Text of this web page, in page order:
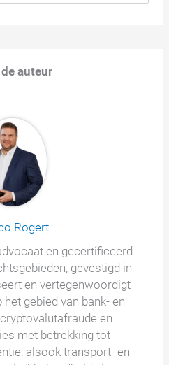
auteur
Rogert
en gecertificeerd
gevestigd in
en vertegenwoordigt
gebied van bank- en
en
met betrekking tot
alsook transport- en